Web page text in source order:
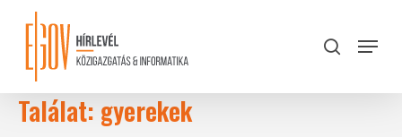
content
search
Menu
Találat: gyerekek
Close